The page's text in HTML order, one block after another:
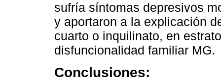
sufría síntomas depresivos
y aportaron a la explicación
cuarto o inquilinato, en
disfuncionalidad familiar MG.
Conclusiones: